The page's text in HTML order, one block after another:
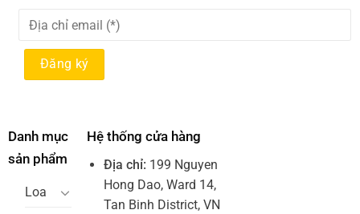
Danh mục
sản phẩm
Loa
Hệ thống cửa hàng
Địa chỉ: 199 Nguyen
Hong Dao, Ward 14,
Tan Binh District, VN